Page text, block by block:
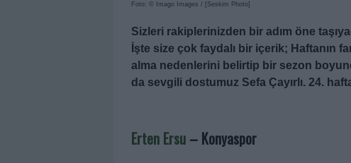
Foto: © Imago Images / [Seskim Photo]
Sizleri rakiplerinizden bir adım öne
İşte size çok faydalı bir içerik; Haftanın
alma nedenlerini belirtip bir sezon
da sevgili dostumuz Sefa Çayırlı. 24.
Erten Ersu – Konyaspor